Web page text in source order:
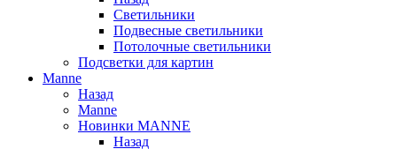
Светильники
Подвесные светильники
Потолочные светильники
Подсветки для картин
Manne
Назад
Manne
Новинки MANNE
Назад